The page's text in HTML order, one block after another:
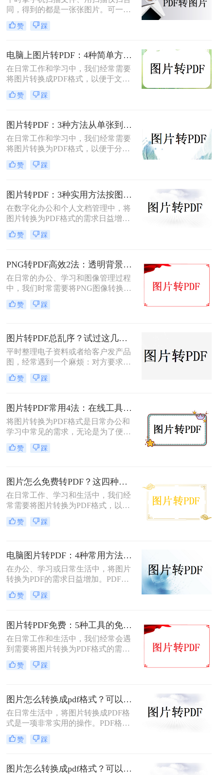
同，得到的都是一张张图片。可一旦
要发给别人、归档保存或者打印出
来，PDF格式明显更正式、也更方
行，转完PDF却模糊了；十几页的扫
描件，一页一页转太磨人；还有些涉
及隐私的文件，不敢随便往在线工具
里传。
赞 踩
电脑上图片转PDF：4种简单方法的操作步骤和DPI设置！
在日常工作和学习中，我们经常需要
将图片转换成PDF格式，以便于文件
的传输、存储和打印。那么电脑上怎
么图片转pdf呢？本文将介绍三种在电
您根据不同的需求选择最合适的方
法。
赞 踩
图片转PDF：3种方法从单张到批量转换的操作差异！
在日常工作和学习中，我们经常需要
将图片转换为PDF格式，以便于分
享、打印和存档。那么图片怎么转pdf
呢？本文将介绍三种常用的将图片转
同的需求选择最合适的方式。
赞 踩
图片转PDF：3种实用方法按图片格式（JPG/PNG/BMP）选！
在数字化办公和个人文档管理中，将
图片转换为PDF格式的需求日益增
长。PDF（Portable Document
Format）因其跨平台兼容性、不易变
享。那么如何把图片转换成PDF呢？
本文将介绍几种实用的方法来帮助您
完成图片到PDF的转换。
赞 踩
PNG转PDF高效2法：透明背景保留和文件压缩设置！
在日常的办公、学习和图像管理过程
中，我们时常需要将PNG图像转换为
PDF文件。PDF文件格式因其良好的
兼容性、稳定性和在不同设备上显示
片转PDF的方法。
赞 踩
图片转PDF总乱序？试过这几个方法后顺手多了
平时整理电子资料或者给客户发产品
图，经常遇到一个麻烦：对方要求把
一堆零散的图片打包成一个完整的
PDF文件。如果一张张发过去，不仅
混。很多朋友一搜“图片转pdf怎么
弄”，出来一堆复杂的教程，其实只
要找对工具，这事儿非常简单。本文
就按大家最常用的场景（在线免安
装、批量处理、手机自带功能）整理
了几个亲测好用的办法，帮你轻松搞
赞 踩
图片转PDF常用4法：在线工具、桌面软件、手机APP和打印导出的适用边界！
将图片转换为PDF格式是日常办公和
学习中常见的需求，无论是为了便于
分享、存储还是打印。那么图片转为
pdf怎么弄呢？本文将介绍几种常用的
赞 踩
图片怎么免费转PDF？这四种方法轻松搞定！
在日常工作、学习和生活中，我们经
常需要将图片转换为PDF格式，以便
于分享、打印或存档。PDF文件因其
跨平台兼容性、保持格式不变以及安
片转换为PDF，无需花费任何费用即
可轻松完成转换。那么图片怎么免费
转PDF呢？本文将为您详细介绍几种
赞 踩
电脑图片转PDF：4种常用方法按Windows和Mac系统分别推荐！
在办公、学习或日常生活中，将图片
转换为PDF的需求日益增加。PDF格
式因其跨平台兼容性、可编辑性和安
全性，成为文档分享和存储的首选。
作系统自带工具、专业软件及在线服
务，帮助您高效完成图片到PDF的转
换。
赞 踩
图片转PDF免费：5种工具的免费额度、水印和文件限制对比！
在日常工作和生活中，我们经常会遇
到需要将图片转换为PDF格式的需
求。无论是为了方便存档、分享或打
印，将图片转换为PDF格式是一项很
简便方法来帮助您免费将图片转换为
PDF格式。
赞 踩
图片怎么转换成pdf格式？可以尝试这三种方法！
在日常生活中，将图片转换成PDF格
式是一项非常实用的操作。PDF格式
因其跨平台兼容性、格式固定性和易
于分享打印等特点，被广泛应用于各
怎么转换成pdf格式呢？本文将介绍三
赞 踩
图片怎么转换成pdf格式？可以试试这4个转换方法！